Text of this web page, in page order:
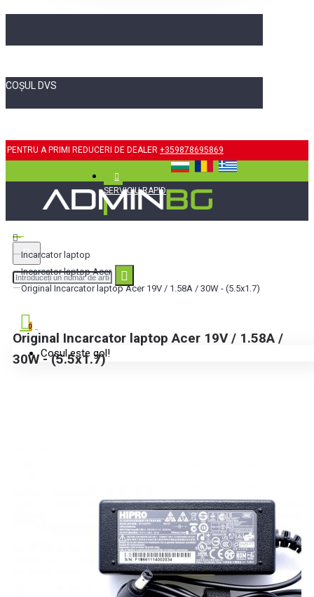
COȘUL DVS
PENTRU A PRIMI REDUCERI DE DEALER +359878695869
SERVICIU RAPID
0
Coșul este gol!
Incarcator laptop
Incarcator laptop Acer
Original Incarcator laptop Acer 19V / 1.58A / 30W - (5.5x1.7)
Original Incarcator laptop Acer 19V / 1.58A /
30W - (5.5x1.7)